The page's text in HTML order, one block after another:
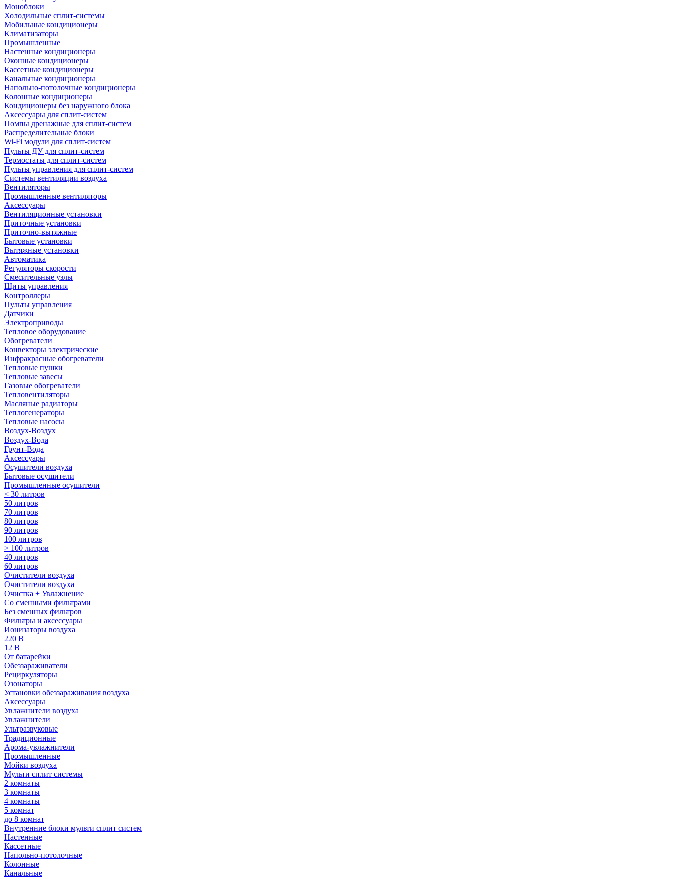
Моноблоки
Холодильные сплит-системы
Мобильные кондиционеры
Климатизаторы
Промышленные
Настенные кондиционеры
Оконные кондиционеры
Кассетные кондиционеры
Канальные кондиционеры
Напольно-потолочные кондиционеры
Колонные кондиционеры
Кондиционеры без наружного блока
Аксессуары для сплит-систем
Помпы дренажные для сплит-систем
Распределительные блоки
Wi-Fi модули для сплит-систем
Пульты ДУ для сплит-систем
Термостаты для сплит-систем
Пульты управления для сплит-систем
Системы вентиляции воздуха
Вентиляторы
Промышленные вентиляторы
Аксессуары
Вентиляционные установки
Приточные установки
Приточно-вытяжные
Бытовые установки
Вытяжные установки
Автоматика
Регуляторы скорости
Смесительные узлы
Щиты управления
Контроллеры
Пульты управления
Датчики
Электроприводы
Тепловое оборудование
Обогреватели
Конвекторы электрические
Инфракрасные обогреватели
Тепловые пушки
Тепловые завесы
Газовые обогреватели
Тепловентиляторы
Масляные радиаторы
Теплогенераторы
Тепловые насосы
Воздух-Воздух
Воздух-Вода
Грунт-Вода
Аксессуары
Осушители воздуха
Бытовые осушители
Промышленные осушители
< 30 литров
50 литров
70 литров
80 литров
90 литров
100 литров
> 100 литров
40 литров
60 литров
Очистители воздуха
Очистители воздуха
Очистка + Увлажнение
Cо сменными фильтрами
Без сменных фильтров
Фильтры и аксессуары
Ионизаторы воздуха
220 В
12 В
От батарейки
Обеззараживатели
Рециркуляторы
Озонаторы
Установки обеззараживания воздуха
Аксессуары
Увлажнители воздуха
Увлажнители
Ультразвуковые
Традиционные
Арома-увлажнители
Промышленные
Мойки воздуха
Мульти сплит системы
2 комнаты
3 комнаты
4 комнаты
5 комнат
до 8 комнат
Внутренние блоки мульти сплит систем
Настенные
Кассетные
Напольно-потолочные
Колонные
Канальные